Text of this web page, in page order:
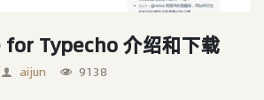
Typecho 介绍和下载
aijun 9138